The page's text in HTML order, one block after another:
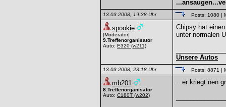
13.03.2008, 19:38 Uhr Posts: 1080 |
spookie
[Moderator]
9.Treffenorganisator
Auto: E320 (w211)
Chipsy hat
unter normalen
Unsere Autos
13.03.2008, 23:18 Uhr Posts: 8871 |
mb201
8.Treffenorganisator
Auto: C180T (w202)
...er kriegt nen